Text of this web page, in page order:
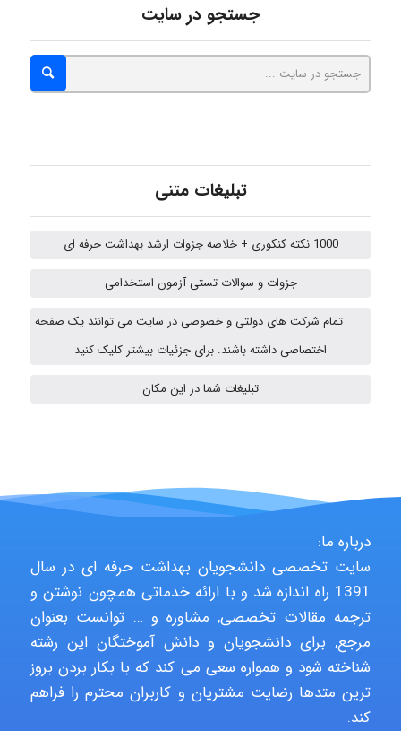
Chehri
Fateme896
Alirez0990
Kati
emami
ehtesham
جستجو در سایت
تبلیغات متنی
1000 نکته کنکوری + خلاصه جزوات ارشد بهداشت حرفه ای
جزوات و سوالات تستی آزمون استخدامی
تمام شرکت های دولتی و خصوصی در سایت می توانند یک صفحه
اختصاصی داشته باشند. برای جزئیات بیشتر کلیک کنید
تبلیغات شما در این مکان
درباره ما:
سایت تخصصی دانشجویان بهداشت حرفه ای در سال
1391 راه اندازه شد و با ارائه خدماتی همچون نوشتن و
ترجمه مقالات تخصصی, مشاوره و … توانست بعنوان
مرجع, برای دانشجویان و دانش آموختگان این رشته
شناخته شود و همواره سعی می کند که با بکار بردن بروز
ترین متدها رضایت مشتریان و کاربران محترم را فراهم
کند.